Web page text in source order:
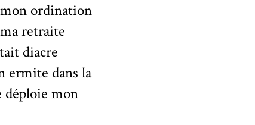
mon ordination
retraite
diacre
ermite dans la
déploie mon